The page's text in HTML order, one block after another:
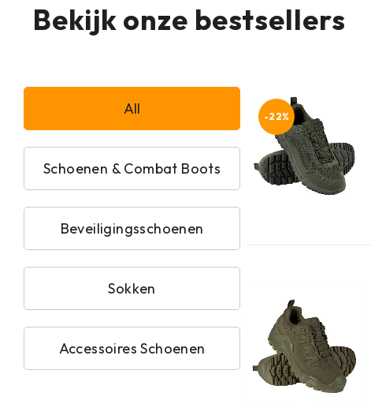
Bekijk onze bestsellers
All
Schoenen & Combat Boots
Beveiligingsschoenen
Sokken
Accessoires Schoenen
-22%